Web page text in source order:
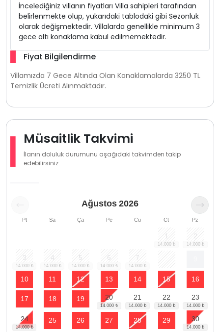
İncelediğiniz villanın fiyatları Villa sahipleri tarafından
belirlenmekte olup, yukarıdaki tablodaki gibi Sezonluk
olarak değişmektedir. Villalarda genellikle minimum 3
gece altı konaklama kabul edilmemektedir.
Fiyat Bilgilendirme
Villamızda 7 Gece Altında Olan Konaklamalarda 3250 TL
Temizlik Ücreti Alınmaktadır.
Müsaitlik Takvimi
İlanın doluluk durumunu aşağıdaki takvimden takip
edebilirsiniz.
Ağustos 2026
Pt Sa Ça Pe Cu Ct Pz
1 2
3 4 5 6 7
10 11 12 13 14 15 16
17 18 19 20 21 22 23
24 25 26 27 28 29 30